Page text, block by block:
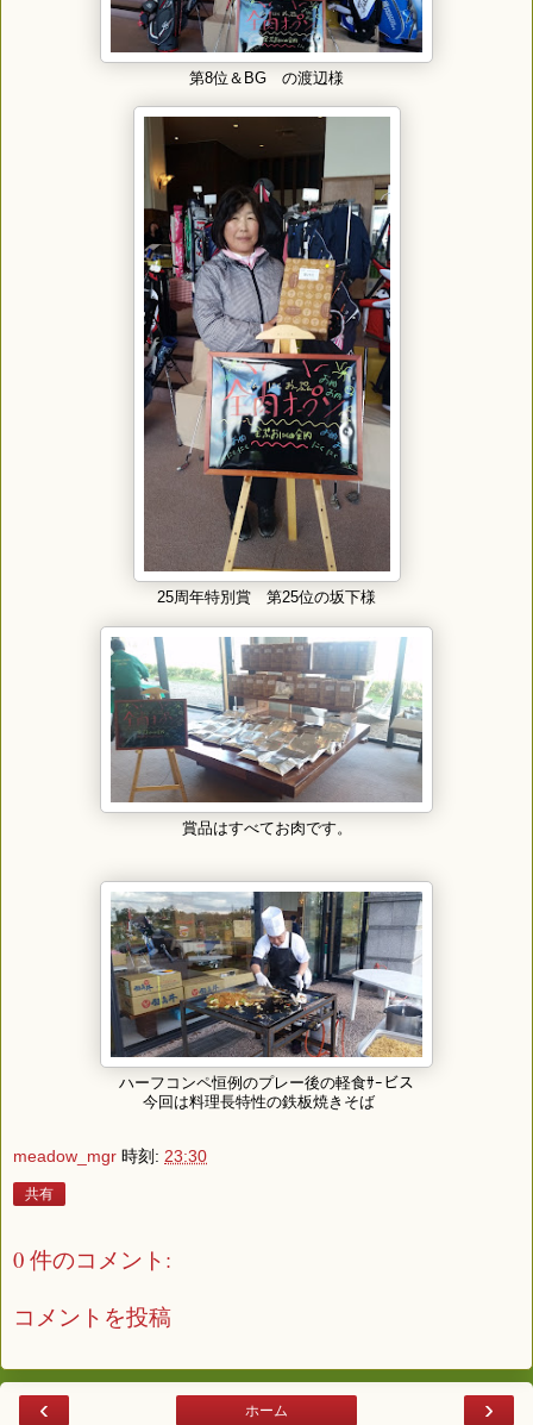
第8位＆BG の渡辺様
25周年特別賞 第25位の坂下様
賞品はすべてお肉です。
ハーフコンペ恒例のプレー後の軽食ｻｰビス
今回は料理長特性の鉄板焼きそば
meadow_mgr 時刻: 23:30
共有
0 件のコメント:
コメントを投稿
‹ ›
ホーム